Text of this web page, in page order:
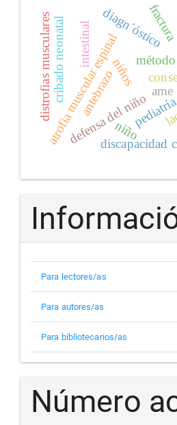
niños
atrofia muscular espinal
diagn´óstico
ame
intestinal
defensa del niño
antebrazo
niño
distrofias muscularescribado neonatal
discapacidad
Para lectores/as
Para autores/as
Para bibliotecarios/as
Número